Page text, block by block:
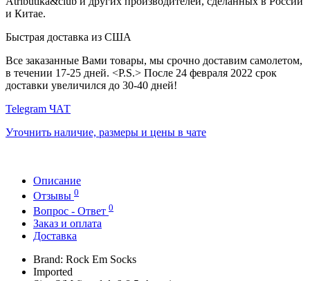
и Китае.
Быстрая доставка из США
Все заказанные Вами товары, мы срочно доставим самолетом,
в течении 17-25 дней. <P.S.> После 24 февраля 2022 срок
доставки увеличился до 30-40 дней!
Telegram ЧАТ
Уточнить наличие, размеры и цены в чате
Описание
Отзывы 0
Вопрос - Ответ 0
Заказ и оплата
Доставка
Brand: Rock Em Socks
Imported